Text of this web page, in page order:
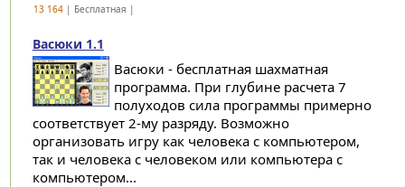
13 164| Бесплатная |
Васюки 1.1
Васюки - бесплатная шахматная
программа. При глубине расчета 7
полуходов сила программы примерно
соответствует 2-му разряду. Возможно
организовать игру как человека с компьютером,
так и человека с человеком или компьютера с
компьютером...